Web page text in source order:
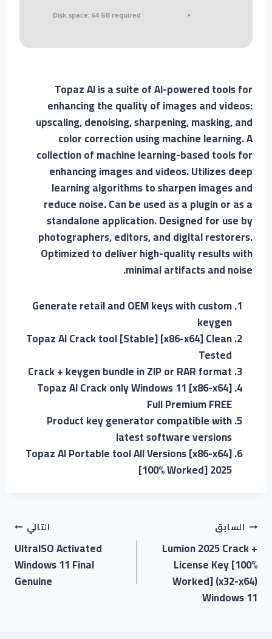
Disk space: 64 GB required
Topaz AI is a suite of AI-powered tools for
enhancing the quality of images and videos:
upscaling, denoising, sharpening, masking, and
color correction using machine learning. A
collection of machine learning-based tools for
enhancing images and videos. Utilizes deep
learning algorithms to sharpen images and
reduce noise. Can be used as a plugin or as a
standalone application. Designed for use by
photographers, editors, and digital restorers.
Optimized to deliver high-quality results with
minimal artifacts and noise.
Generate retail and OEM keys with custom
keygen
Topaz AI Crack tool [Stable] [x86-x64] Clean
Tested
Crack + keygen bundle in ZIP or RAR format
Topaz AI Crack only Windows 11 [x86-x64]
Full Premium FREE
Product key generator compatible with
latest software versions
Topaz AI Portable tool All Versions [x86-x64]
[100% Worked] 2025
السابق
Lumion 2025 Crack +
License Key [100%
Worked] (x32-x64)
Windows 11
التالي
UltraISO Activated
Windows 11 Final
Genuine